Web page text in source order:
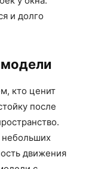
и долго
кто ценит
после
движения